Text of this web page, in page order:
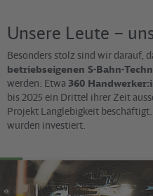
Unsere Leute –
Besonders stolz sind wir darauf,
betriebseigenen S-Bahn-
werden: Etwa 360
bis 2025 ein Drittel ihrer Zeit
Projekt Langlebigkeit
wurden investiert.
©